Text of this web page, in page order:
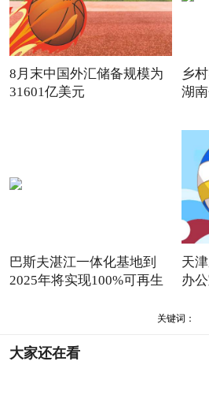
8月末中国外汇储备规模为
31601亿美元
乡
湖
巴斯夫湛江一体化基地到
2025年将实现100%可再生
天
办
关键词：
大家还在看